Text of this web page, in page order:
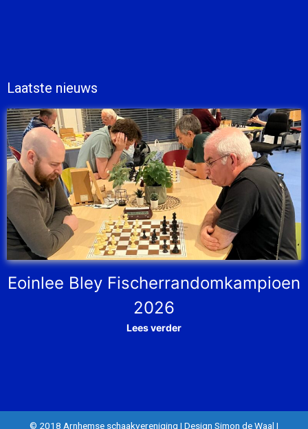
Laatste nieuws
Eoinlee Bley Fischerrandomkampioen
2026
Lees verder
© 2018 Arnhemse schaakvereniging | Design Simon de Waal |